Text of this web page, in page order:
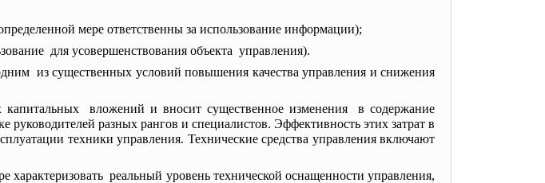
мере ответственны за использование информации);
для усовершенствования объекта управления).
из существенных условий повышения качества управления и снижения
капитальных вложений и вносит существенное изменения в содержание
руководителей разных рангов и специалистов. Эффективность этих затрат в
техники управления. Технические средства управления включают
реальный уровень технической оснащенности управления,